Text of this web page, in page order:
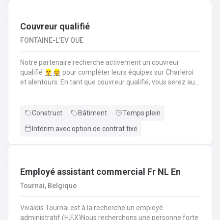
solutions aux diverses demandes de disponibilités
Couvreur qualifié
FONTAINE-L'EV QUE
Notre partenaire recherche activement un couvreur
qualifié 👷‍♂️👷 pour compléter leurs équipes sur Charleroi
et alentours. En tant que couvreur qualifié, vous serez au
règles de l'art. Vos responsabilités clés en tant que
matériaux de couverture (tuiles, ardoises, zinc, etc.) en
toiture.Inspecter, réparer et entretenir les toitures
d'éléments).Garantir la sécurité constante du chantier
Construct Bâtiment
Temps plein
Intérim avec option de contrat fixe
Employé assistant commercial Fr NL En
Tournai, Belgique
Vivaldis Tournai est à la recherche un employé
administratif.(H,F,X)Nous recherchons une personne forte